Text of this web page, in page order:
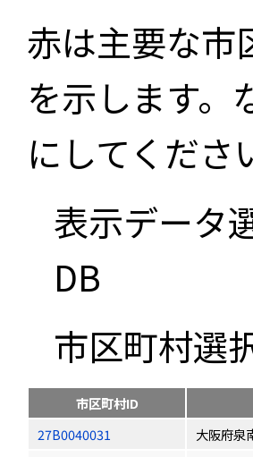
赤は主要な市
を示します。
にしてくださ
表示データ
DB
市区町村選
市区町村ID
27B0040031
大阪府泉